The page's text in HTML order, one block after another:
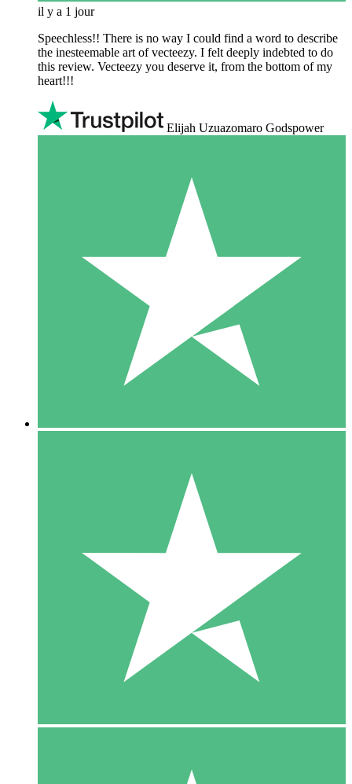
il y a 1 jour
Speechless!! There is no way I could find a word to describe
the inesteemable art of vecteezy. I felt deeply indebted to do
this review. Vecteezy you deserve it, from the bottom of my
heart!!!
Elijah Uzuazomaro Godspower